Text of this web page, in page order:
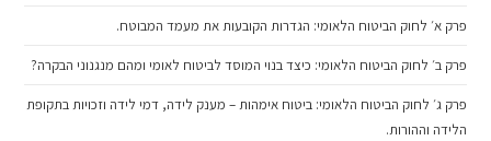
פרק א׳ לחוק הביטוח הלאומי: הגדרות הקובעות את מעמד המבוטח.
פרק ב׳ לחוק הביטוח הלאומי: כיצד בנוי המוסד לביטוח לאומי ומהם מנגנוני הבקרה?
פרק ג׳ לחוק הביטוח הלאומי: ביטוח אימהות – מענק לידה, דמי לידה וזכויות בתקופת
הלידה וההורות.